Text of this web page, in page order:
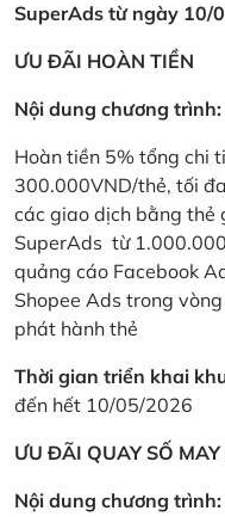
SuperAds từ ngày 10/
ƯU ĐÃI HOÀN TIỀN
Nội dung chương trình:
Hoàn tiền 5% tổng chi
300.000VND/thẻ, tối
các giao dịch bằng thẻ
SuperAds từ
quảng cáo Facebook
Shopee Ads trong
phát hành thẻ
Thời gian triển khai
đến hết 10/05/2026
ƯU ĐÃI QUAY SỐ
Nội dung chương trình: